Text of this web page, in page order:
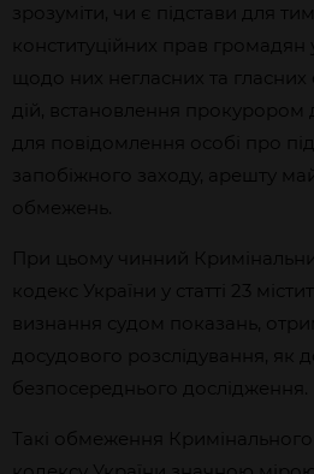
зрозуміти, чи є підстави для
конституційних прав громадян
щодо них негласних та гласних
дій, встановлення прокурором
для повідомлення особі про
запобіжного заходу, арешту
обмежень.
При цьому чинний
кодекс України у статті 23
визнання судом показань,
досудового розслідування, як
безпосереднього дослідження.
Такі обмеження Кримінального